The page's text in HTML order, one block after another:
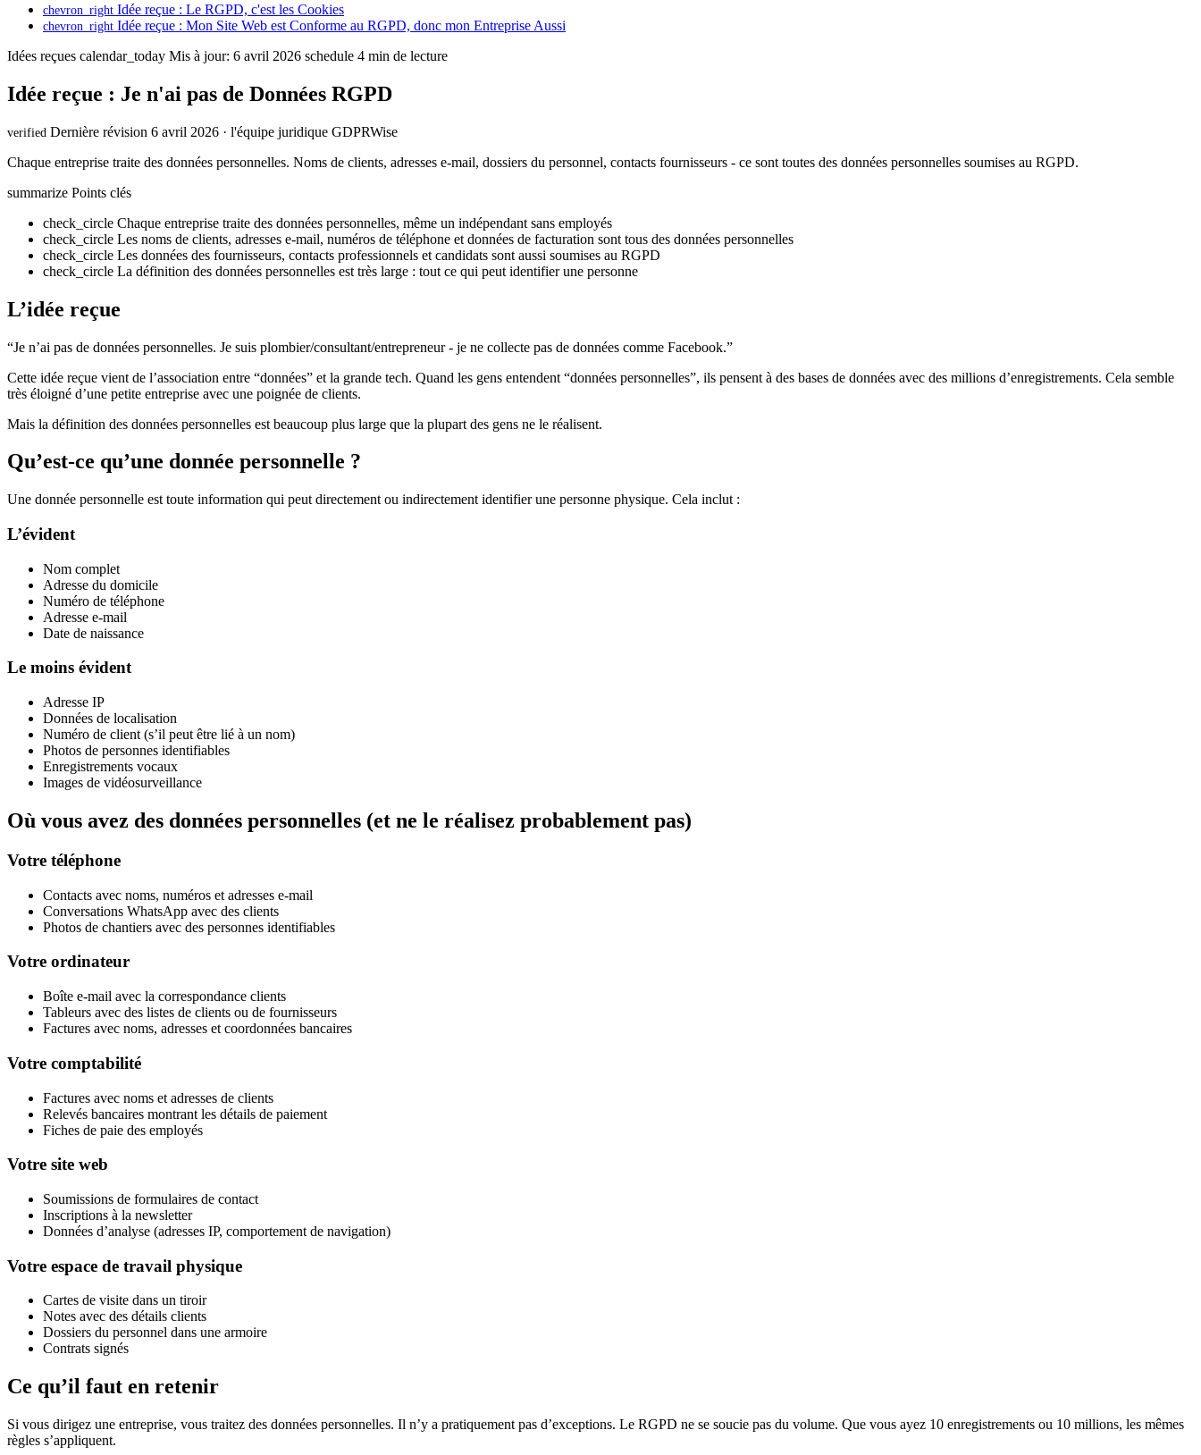
chevron_right Idée reçue : Le RGPD, c'est les Cookies
chevron_right Idée reçue : Mon Site Web est Conforme au RGPD, donc mon Entreprise Aussi
Idées reçues calendar_today Mis à jour: 6 avril 2026 schedule 4 min de lecture
Idée reçue : Je n'ai pas de Données RGPD
verified Dernière révision 6 avril 2026 · l'équipe juridique GDPRWise
Chaque entreprise traite des données personnelles. Noms de clients, adresses e-mail, dossiers du personnel, contacts fournisseurs - ce sont toutes des données personnelles soumises au RGPD.
summarize Points clés
check_circle Chaque entreprise traite des données personnelles, même un indépendant sans employés
check_circle Les noms de clients, adresses e-mail, numéros de téléphone et données de facturation sont tous des données personnelles
check_circle Les données des fournisseurs, contacts professionnels et candidats sont aussi soumises au RGPD
check_circle La définition des données personnelles est très large : tout ce qui peut identifier une personne
L’idée reçue
“Je n’ai pas de données personnelles. Je suis plombier/consultant/entrepreneur - je ne collecte pas de données comme Facebook.”
Cette idée reçue vient de l’association entre “données” et la grande tech. Quand les gens entendent “données personnelles”, ils pensent à des bases de données avec des millions d’enregistrements. Cela semble
très éloigné d’une petite entreprise avec une poignée de clients.
Mais la définition des données personnelles est beaucoup plus large que la plupart des gens ne le réalisent.
Qu’est-ce qu’une donnée personnelle ?
Une donnée personnelle est toute information qui peut directement ou indirectement identifier une personne physique. Cela inclut :
L’évident
Nom complet
Adresse du domicile
Numéro de téléphone
Adresse e-mail
Date de naissance
Le moins évident
Adresse IP
Données de localisation
Numéro de client (s’il peut être lié à un nom)
Photos de personnes identifiables
Enregistrements vocaux
Images de vidéosurveillance
Où vous avez des données personnelles (et ne le réalisez probablement pas)
Votre téléphone
Contacts avec noms, numéros et adresses e-mail
Conversations WhatsApp avec des clients
Photos de chantiers avec des personnes identifiables
Votre ordinateur
Boîte e-mail avec la correspondance clients
Tableurs avec des listes de clients ou de fournisseurs
Factures avec noms, adresses et coordonnées bancaires
Votre comptabilité
Factures avec noms et adresses de clients
Relevés bancaires montrant les détails de paiement
Fiches de paie des employés
Votre site web
Soumissions de formulaires de contact
Inscriptions à la newsletter
Données d’analyse (adresses IP, comportement de navigation)
Votre espace de travail physique
Cartes de visite dans un tiroir
Notes avec des détails clients
Dossiers du personnel dans une armoire
Contrats signés
Ce qu’il faut en retenir
Si vous dirigez une entreprise, vous traitez des données personnelles. Il n’y a pratiquement pas d’exceptions. Le RGPD ne se soucie pas du volume. Que vous ayez 10 enregistrements ou 10 millions, les mêmes
règles s’appliquent.